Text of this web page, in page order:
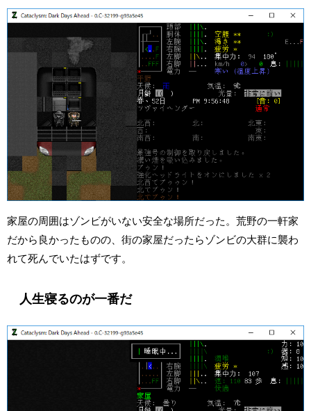
家屋の周囲はゾンビがいない安全な場所だった。荒野の一軒家
だから良かったものの、街の家屋だったらゾンビの大群に襲わ
れて死んでいたはずです。
人生寝るのが一番だ